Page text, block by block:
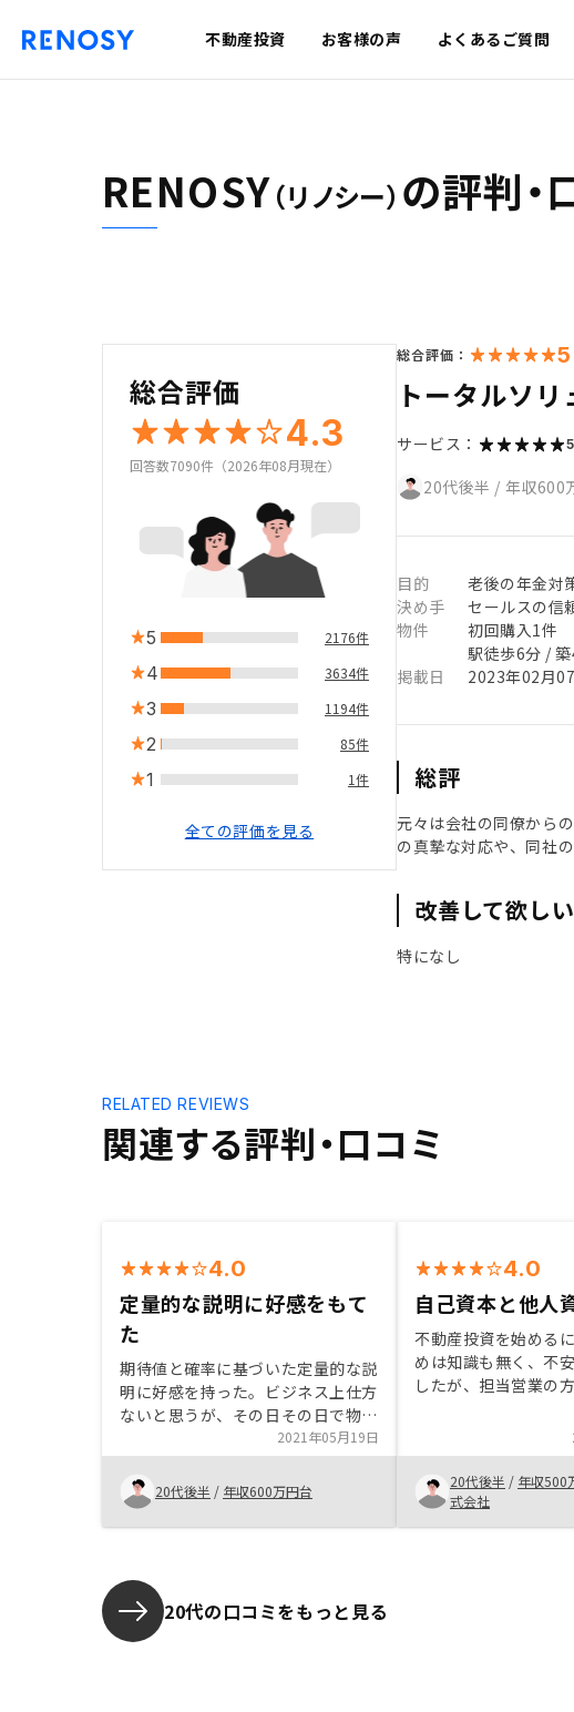
不動産投資 お客様の声 よくあるご質問
RENOSY（リノシー） の評判・
総合評価
4.3
回答数7090件（2026年08月現在）
5 2176件
4 3634件
3 1194件
2 85件
1 1件
全ての評価を見る
総合評価：
トータルソ
サービス：
20代後半 / 年収600
目的
老後の年金対
決め手
セールスの信
物件
初回購入1件
駅徒歩6分 /
掲載日
2023年02月
総評
元々は会社の同僚から
の真摯な対応や、同社
改善して欲し
特になし
関連する評判・口コミ
RELATED REVIEWS
4.0
定量的な説明に好感をもて
た
期待値と確率に基づいた定量的な説
明に好感を持った。ビジネス上仕方
ないと思うが、その日その日で物件
が入れ替わるため、じっくり考える
暇がなかった。もう少し余裕を持っ
て吟味できる仕組みにして欲しい。
2021年05月19日
20代後半 / 年収600万円台
4.0
自己資本と他人
不動産投資を始める
めは知識も無く、不
したが、担当営業の
なりました。なので
業の人に色々と教わ
産投資を始めようと
20代後半 / 年収500
式会社
20代の口コミをもっと見る